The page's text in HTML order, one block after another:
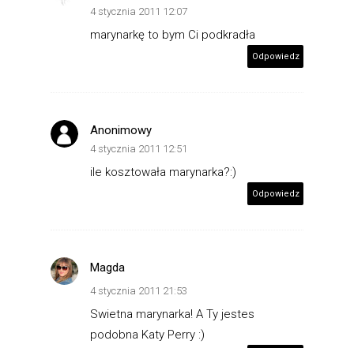
4 stycznia 2011 12:07
marynarkę to bym Ci podkradła
Odpowiedz
Anonimowy
4 stycznia 2011 12:51
ile kosztowała marynarka?:)
Odpowiedz
Magda
4 stycznia 2011 21:53
Swietna marynarka! A Ty jestes
podobna Katy Perry :)